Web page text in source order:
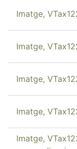
Imatge,
Imatge,
Imatge,
Imatge,
Imatge,